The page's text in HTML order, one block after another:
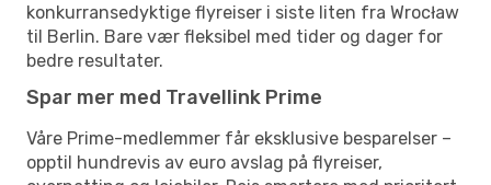
konkurransedyktige flyreiser i siste liten fra Wrocław
til Berlin. Bare vær fleksibel med tider og dager for
bedre resultater.
Spar mer med Travellink Prime
Våre Prime-medlemmer får eksklusive besparelser –
opptil hundrevis av euro avslag på flyreiser,